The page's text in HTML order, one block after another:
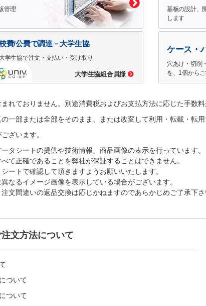
管理
費/公費で調達－大学生協
大学生協で注文・支払い・受け取り
大学生協組合員様
基板の設計、
します
ケース・
穴あけ・切削
を、1個から
れておりません。別途消費税およびお支払方法に応じた手数料
一部または全部をそのまま、または改変して利用・転載・転用
ざいます。
タシートの提供や技術情報、商品画像の表示を行っています。
て正確であることを弊社が保証することはできません。
ートで確認して頂きますようお願いいたします。
なるイメージ画像を表示している場合がございます。
文間違いの返品交換は応じかねますのであらかじめご了承下さ
文方法について
ついて
ついて